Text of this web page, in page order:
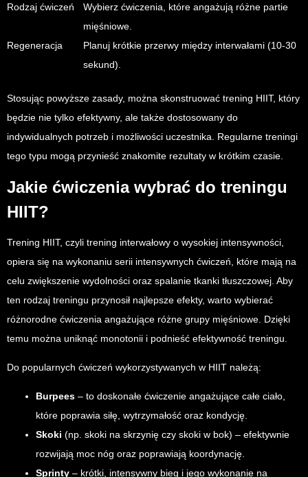
Rodzaj ćwiczeń
Wybierz ćwiczenia, które angażują różne partie
mięśniowe.
Regeneracja
Planuj krótkie przerwy między interwałami (10-30
sekund).
Stosując powyższe zasady, można skonstruować trening HIIT, który
będzie nie tylko efektywny, ale także dostosowany do
indywidualnych potrzeb i możliwości uczestnika. Regularne treningi
tego typu mogą przynieść znakomite rezultaty w krótkim czasie.
Jakie ćwiczenia wybrać do treningu
HIIT?
Trening HIIT, czyli trening interwałowy o wysokiej intensywności,
opiera się na wykonaniu serii intensywnych ćwiczeń, które mają na
celu zwiększenie wydolności oraz spalanie tkanki tłuszczowej. Aby
ten rodzaj treningu przynosił najlepsze efekty, warto wybierać
różnorodne ćwiczenia angażujące różne grupy mięśniowe. Dzięki
temu można uniknąć monotonii i podnieść efektywność treningu.
Do popularnych ćwiczeń wykorzystywanych w HIIT należą:
Burpees – to doskonałe ćwiczenie angażujące całe ciało,
które poprawia siłę, wytrzymałość oraz kondycję.
Skoki (np. skoki na skrzynię czy skoki w bok) – efektywnie
rozwijają moc nóg oraz poprawiają koordynację.
Sprinty – krótki, intensywny bieg i jego wykonanie na